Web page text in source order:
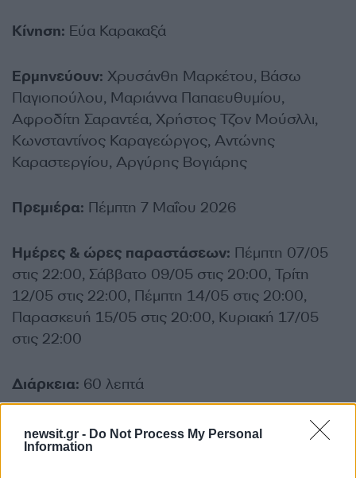
newsit.gr - Do Not Process My Personal
Information
Κίνηση: Εύα Καρακαξά
Ερμηνεύουν: Χρυσάνθη Μαρκέτου, Βάσω
Παγιοπούλου, Μαριάννα Παπαευθυμίου,
Αφροδίτη Σαραντέα, Χρήστος Τζον Μούσλλι,
Κωνσταντίνος Καραγεώργος, Αντώνης
Καραστεργίου, Αργύρης Βογιάρης
Πρεμιέρα: Πέμπτη 7 Μαΐου 2026
Ημέρες & ώρες παραστάσεων: Πέμπτη 07/05
στις 22:00, Σάββατο 09/05 στις 20:00, Τρίτη
12/05 στις 22:00, Πέμπτη 14/05 στις 20:00,
Παρασκευή 15/05 στις 20:00, Κυριακή 17/05
στις 22:00
Διάρκεια: 60 λεπτά